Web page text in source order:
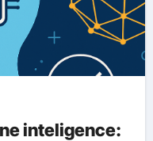
inteligence: